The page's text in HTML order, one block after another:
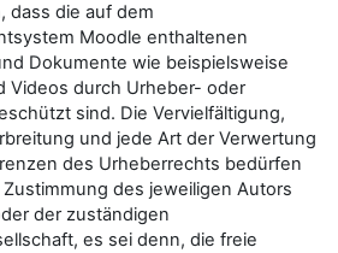
dass die auf dem
Moodle enthaltenen
Dokumente wie beispielsweise
Videos durch Urheber- oder
sind. Die Vervielfältigung,
und jede Art der Verwertung
des Urheberrechts bedürfen
des jeweiligen Autors
der zuständigen
es sei denn, die freie